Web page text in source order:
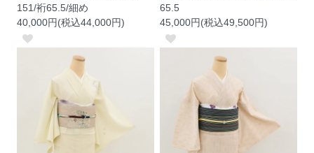
151/裄65.5/細め
40,000円(税込44,000円)
65.5
45,000円(税込49,500円)